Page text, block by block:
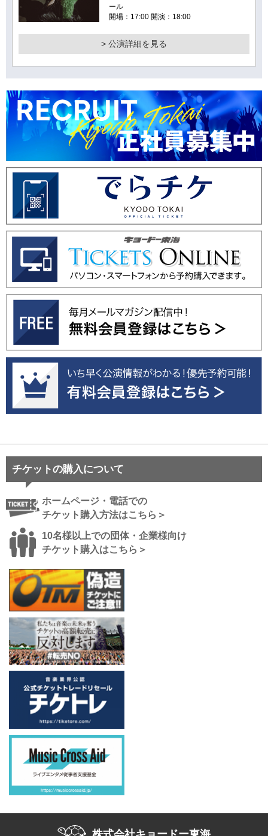
ール
開場：17:00 開演：18:00
> 公演詳細を見る
チケットの購入について
ホームページ・電話での
チケット購入方法はこちら＞
10名様以上での団体・企業様向け
チケット購入はこちら＞